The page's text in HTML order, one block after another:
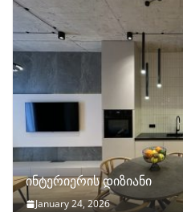
ინტერიერის დიზიანი
January 24, 2026